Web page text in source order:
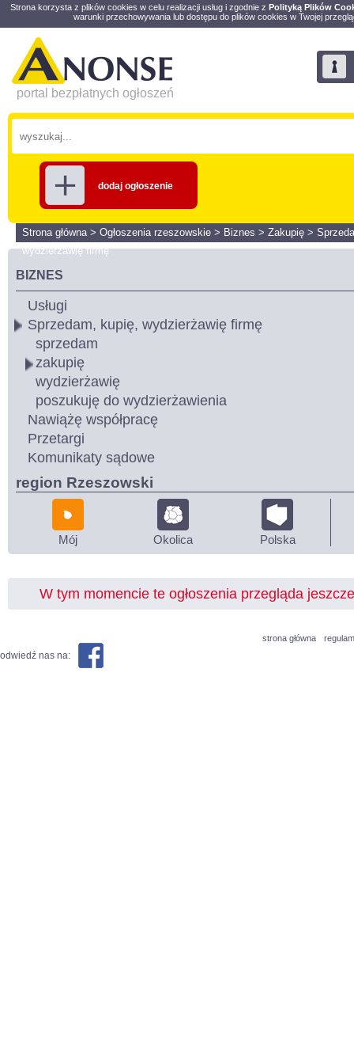
Strona korzysta z plików cookies w celu realizacji usług i zgodnie z Polityką Plików
warunki przechowywania lub dostępu do plików cookies w Twojej
portal bezpłatnych ogłoszeń
dodaj ogłoszenie
Strona główna> Ogłoszenia rzeszowskie > Biznes > Zakupię >
wydzierżawię firmę
BIZNES
Usługi
Sprzedam, kupię, wydzierżawię firmę
sprzedam
zakupię
wydzierżawię
poszukuję do wydzierżawienia
Nawiążę współpracę
Przetargi
Komunikaty sądowe
region Rzeszowski
Mój Okolica Polska
W tym momencie te ogłoszenia przegląda
strona główna
odwiedź nas na: